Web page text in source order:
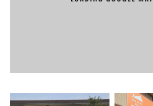
必要がある場合であって，本人の同意を得る